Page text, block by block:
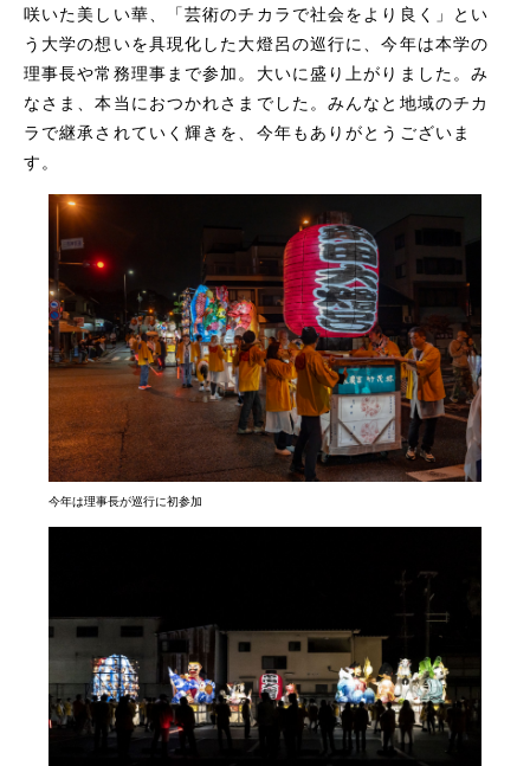
咲いた美しい華、「芸術のチカラで社会をより良く」とい
う大学の想いを具現化した大燈呂の巡行に、今年は本学の
理事長や常務理事まで参加。大いに盛り上がりました。み
なさま、本当におつかれさまでした。みんなと地域のチカ
ラで継承されていく輝きを、今年もありがとうございま
す。
今年は理事長が巡行に初参加